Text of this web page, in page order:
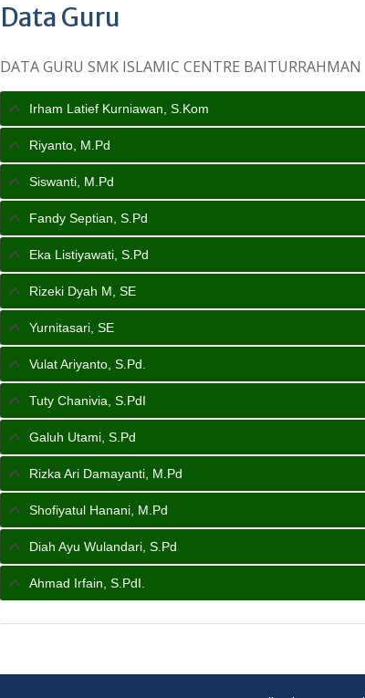
Data Guru
DATA GURU SMK ISLAMIC CENTRE BAITURRAHMAN
Irham Latief Kurniawan, S.Kom
Riyanto, M.Pd
Siswanti, M.Pd
Fandy Septian, S.Pd
Eka Listiyawati, S.Pd
Rizeki Dyah M, SE
Yurnitasari, SE
Vulat Ariyanto, S.Pd.
Tuty Chanivia, S.PdI
Galuh Utami, S.Pd
Rizka Ari Damayanti, M.Pd
Shofiyatul Hanani, M.Pd
Diah Ayu Wulandari, S.Pd
Ahmad Irfain, S.PdI.